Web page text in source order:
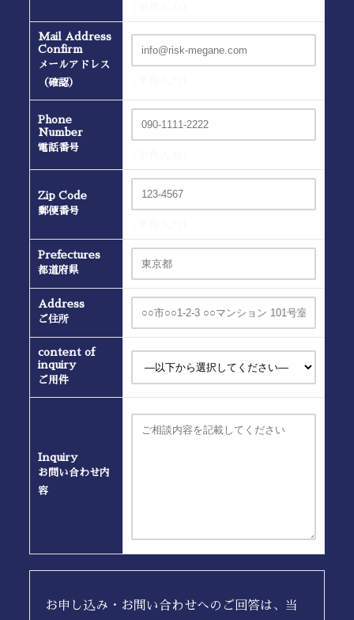
Mail Address
Confirm
メールアドレス
（確認）
Phone
Number
電話番号
Zip Code
郵便番号
Prefectures
都道府県
Address
ご住所
content of
inquiry
ご用件
Inquiry
お問い合わせ内
容
お申し込み・お問い合わせへのご回答は、当